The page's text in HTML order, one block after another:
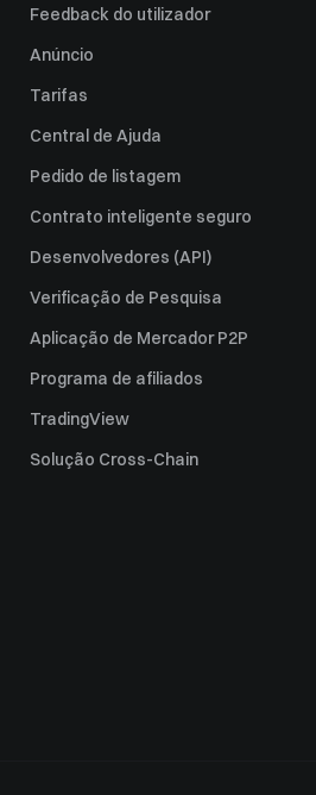
Feedback do utilizador
Anúncio
Tarifas
Central de Ajuda
Pedido de listagem
Contrato inteligente seguro
Desenvolvedores (API)
Verificação de Pesquisa
Aplicação de Mercador P2P
Programa de afiliados
TradingView
Solução Cross-Chain